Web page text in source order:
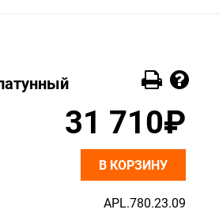
APL.780.23.09
31 710₽
В КОРЗИНУ